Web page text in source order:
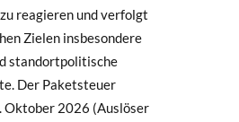
reagieren und verfolgt
Zielen insbesondere
standortpolitische
Der Paketsteuer
Oktober 2026 (Auslöser